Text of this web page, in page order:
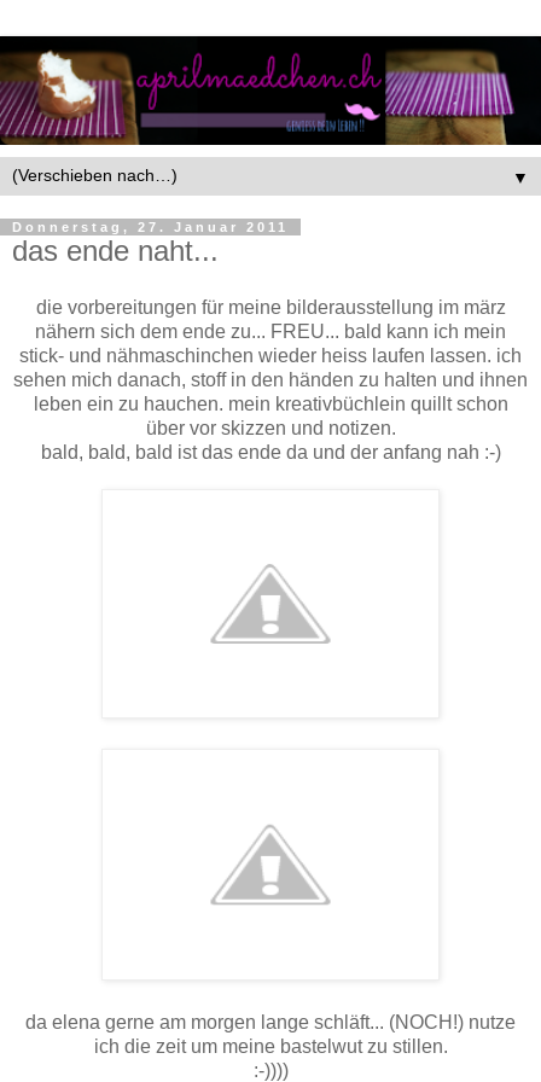
▼
Donnerstag, 27. Januar 2011
das ende naht...
die vorbereitungen für meine bilderausstellung im märz
nähern sich dem ende zu... FREU... bald kann ich mein
stick- und nähmaschinchen wieder heiss laufen lassen. ich
sehen mich danach, stoff in den händen zu halten und ihnen
leben ein zu hauchen. mein kreativbüchlein quillt schon
über vor skizzen und notizen.
bald, bald, bald ist das ende da und der anfang nah :-)
da elena gerne am morgen lange schläft... (NOCH!) nutze
ich die zeit um meine bastelwut zu stillen.
:-))))